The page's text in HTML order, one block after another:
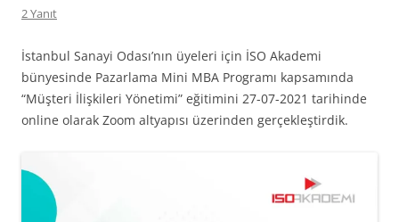
2 Yanıt
İstanbul Sanayi Odası’nın üyeleri için İSO Akademi
bünyesinde Pazarlama Mini MBA Programı kapsamında
“Müşteri İlişkileri Yönetimi” eğitimini 27-07-2021 tarihinde
online olarak Zoom altyapısı üzerinden gerçekleştirdik.